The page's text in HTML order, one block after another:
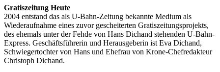
Gratiszeitung Heute
2004 entstand das als U-Bahn-Zeitung bekannte Medium als
Wiederaufnahme eines zuvor gescheiterten Gratiszeitungsprojekts,
des ehemals unter der Fehde von Hans Dichand stehenden U-Bahn-
Express. Geschäftsführerin und Herausgeberin ist Eva Dichand,
Schwiegertochter von Hans und Ehefrau von Krone-Chefredakteur
Christoph Dichand.